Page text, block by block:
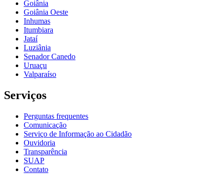
Goiânia
Goiânia Oeste
Inhumas
Itumbiara
Jataí
Luziânia
Senador Canedo
Uruaçu
Valparaíso
Serviços
Perguntas frequentes
Comunicação
Serviço de Informação ao Cidadão
Ouvidoria
Transparência
SUAP
Contato